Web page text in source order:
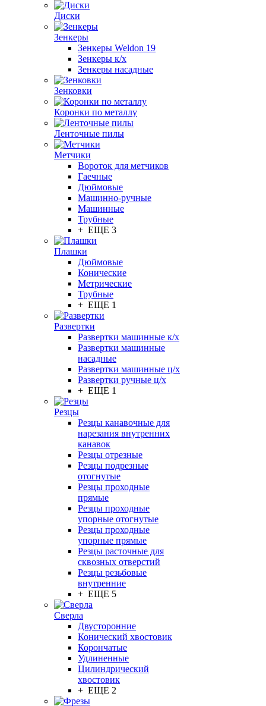
Диски
Зенкеры
Зенкеры Weldon 19
Зенкеры к/х
Зенкеры насадные
Зенковки
Коронки по металлу
Ленточные пилы
Метчики
Вороток для метчиков
Гаечные
Дюймовые
Машинно-ручные
Машинные
Трубные
+ ЕЩЕ 3
Плашки
Дюймовые
Конические
Метрические
Трубные
+ ЕЩЕ 1
Развертки
Развертки машинные к/х
Развертки машинные
насадные
Развертки машинные ц/х
Развертки ручные ц/х
+ ЕЩЕ 1
Резцы
Резцы канавочные для
нарезания внутренних
канавок
Резцы отрезные
Резцы подрезные
отогнутые
Резцы проходные
прямые
Резцы проходные
упорные отогнутые
Резцы проходные
упорные прямые
Резцы расточные для
сквозных отверстий
Резцы резьбовые
внутренние
+ ЕЩЕ 5
Сверла
Двусторонние
Конический хвостовик
Корончатые
Удлиненные
Цилиндрический
хвостовик
+ ЕЩЕ 2